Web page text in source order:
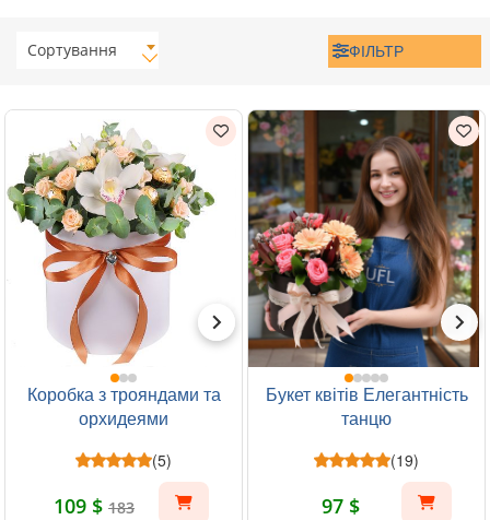
Сортування ФІЛЬТР
Коробка з трояндами та
орхидеями
(5)
109 $ 183
Букет квітів Елегантність
танцю
(19)
97 $